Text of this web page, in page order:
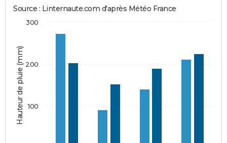
Hauteur de pluie (mm)
Source : Linternaute.com d'après Météo France
100
200
300